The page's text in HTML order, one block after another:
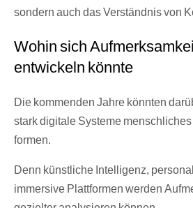
sondern auch das Verständnis von
Wohin sich
entwickeln könnte
Die kommenden Jahre könnten
stark digitale Systeme
formen.
Denn künstliche Intelligenz,
immersive Plattformen werden